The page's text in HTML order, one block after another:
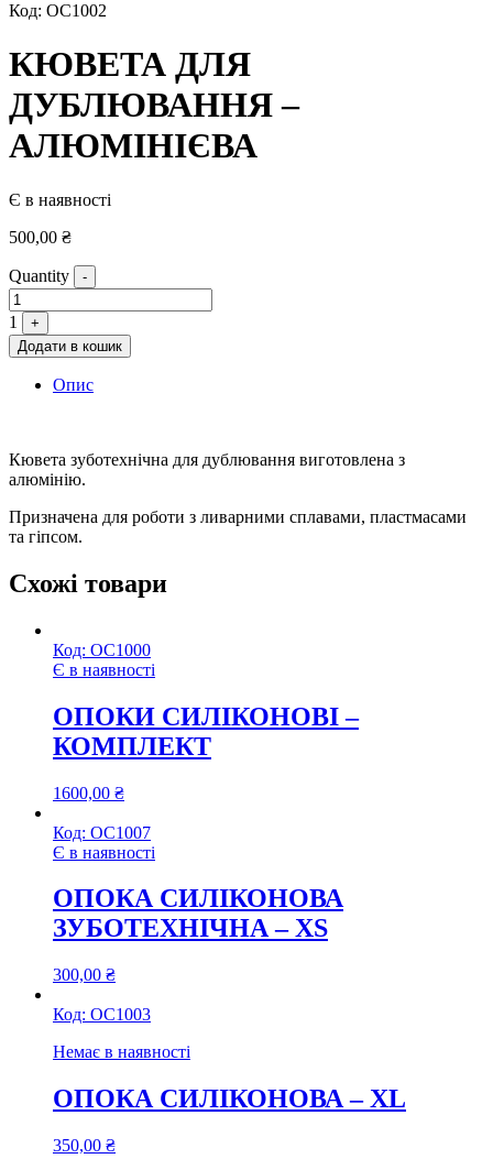
Код: ОС1002
КЮВЕТА ДЛЯ
ДУБЛЮВАННЯ –
АЛЮМІНІЄВА
Є в наявності
500,00 ₴
Quantity -
1
+
Додати в кошик
Опис
Кювета зуботехнічна для дублювання виготовлена з
алюмінію.
Призначена для роботи з ливарними сплавами, пластмасами
та гіпсом.
Схожі товари
Код: ОС1000
Є в наявності
ОПОКИ СИЛІКОНОВІ –
КОМПЛЕКТ
1600,00 ₴
Код: ОС1007
Є в наявності
ОПОКА СИЛІКОНОВА
ЗУБОТЕХНІЧНА – XS
300,00 ₴
Код: ОС1003
Немає в наявності
ОПОКА СИЛІКОНОВА – XL
350,00 ₴